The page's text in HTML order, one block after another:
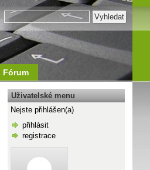
Fórum
Uživatelské menu
Nejste přihlášen(a)
přihlásit
registrace